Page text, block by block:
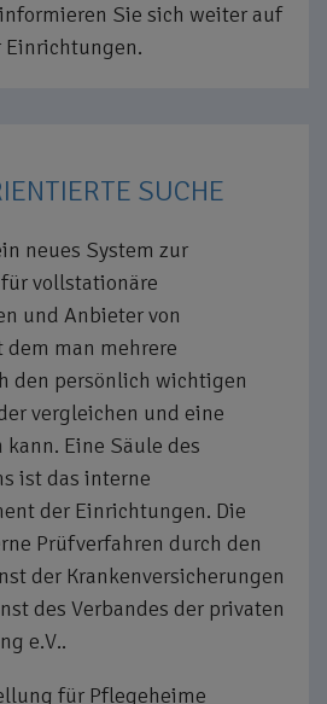
Sie sich weiter auf
Einrichtungen.
SUCHE
neues System zur
vollstationäre
und Anbieter von
man mehrere
den persönlich wichtigen
vergleichen und eine
Eine Säule des
ist das interne
der Einrichtungen. Die
Prüfverfahren durch den
der Krankenversicherungen
des Verbandes der privaten
e.V..
für Pflegeheime